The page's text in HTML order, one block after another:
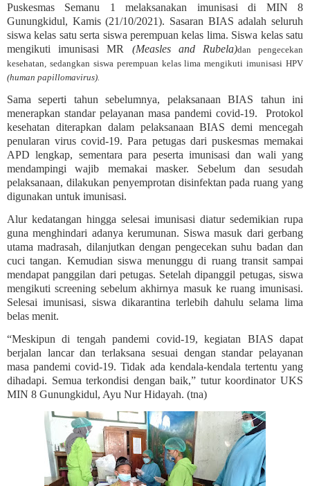
Puskesmas Semanu 1 melaksanakan imunisasi di MIN 8
Gunungkidul, Kamis (21/10/2021). Sasaran BIAS adalah seluruh
siswa kelas satu serta siswa perempuan kelas lima. Siswa kelas satu
mengikuti imunisasi MR (Measles and Rubela)dan pengecekan
kesehatan, sedangkan siswa perempuan kelas lima mengikuti imunisasi HPV
(human papillomavirus).
Sama seperti tahun sebelumnya, pelaksanaan BIAS tahun ini
menerapkan standar pelayanan masa pandemi covid-19.
Protokol
kesehatan diterapkan dalam pelaksanaan BIAS demi mencegah
penularan virus covid-19. Para petugas dari puskesmas memakai
APD lengkap, sementara para peserta imunisasi dan wali yang
mendampingi wajib memakai masker. Sebelum dan sesudah
pelaksanaan, dilakukan penyemprotan disinfektan pada ruang yang
digunakan untuk imunisasi.
Alur kedatangan hingga selesai imunisasi diatur sedemikian rupa
guna menghindari adanya kerumunan. Siswa masuk dari gerbang
utama madrasah, dilanjutkan dengan pengecekan suhu badan dan
cuci tangan. Kemudian siswa menunggu di ruang transit sampai
mendapat panggilan dari petugas. Setelah dipanggil petugas, siswa
mengikuti screening sebelum akhirnya masuk ke ruang imunisasi.
Selesai imunisasi, siswa dikarantina terlebih dahulu selama lima
belas menit.
“Meskipun di tengah pandemi covid-19, kegiatan BIAS dapat
berjalan lancar dan terlaksana sesuai dengan standar pelayanan
masa pandemi covid-19. Tidak ada kendala-kendala tertentu yang
dihadapi. Semua terkondisi dengan baik,” tutur koordinator UKS
MIN 8 Gunungkidul, Ayu Nur Hidayah. (tna)